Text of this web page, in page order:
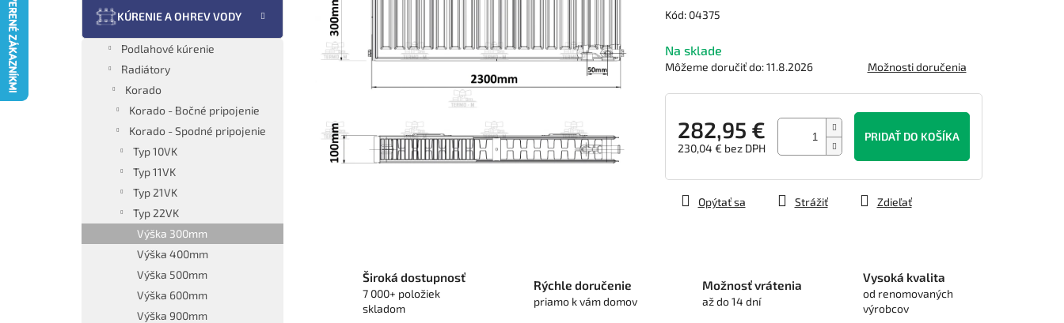
KÚRENIE A OHREV VODY
Podlahové kúrenie
Radiátory
Korado
Korado - Bočné pripojenie
Korado - Spodné pripojenie
Typ 10VK
Typ 11VK
Typ 21VK
Typ 22VK
Výška 300mm
Výška 400mm
Výška 500mm
Výška 600mm
Výška 900mm
Kód: 04375
Na sklade
Môžeme doručiť do: 11.8.2026 Možnosti doručenia
282,95 €
230,04 € bez DPH
PRIDAŤ DO KOŠÍKA
Opýtať sa Strážiť Zdieľať
0,0
5
hviezdičiek.
Široká dostupnosť
7 000+ položiek
skladom
Rýchle doručenie
priamo k vám domov
Možnosť vrátenia
až do 14 dní
Vysoká kvalita
od renomovaných
výrobcov